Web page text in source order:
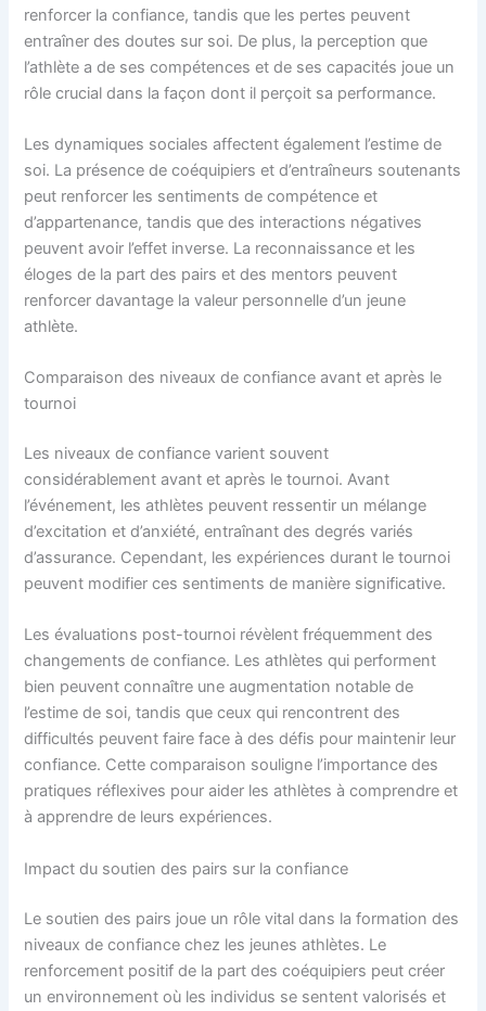
renforcer la confiance, tandis que les pertes peuvent
entraîner des doutes sur soi. De plus, la perception que
l’athlète a de ses compétences et de ses capacités joue un
rôle crucial dans la façon dont il perçoit sa performance.
Les dynamiques sociales affectent également l’estime de
soi. La présence de coéquipiers et d’entraîneurs soutenants
peut renforcer les sentiments de compétence et
d’appartenance, tandis que des interactions négatives
peuvent avoir l’effet inverse. La reconnaissance et les
éloges de la part des pairs et des mentors peuvent
renforcer davantage la valeur personnelle d’un jeune
athlète.
Comparaison des niveaux de confiance avant et après le
tournoi
Les niveaux de confiance varient souvent
considérablement avant et après le tournoi. Avant
l’événement, les athlètes peuvent ressentir un mélange
d’excitation et d’anxiété, entraînant des degrés variés
d’assurance. Cependant, les expériences durant le tournoi
peuvent modifier ces sentiments de manière significative.
Les évaluations post-tournoi révèlent fréquemment des
changements de confiance. Les athlètes qui performent
bien peuvent connaître une augmentation notable de
l’estime de soi, tandis que ceux qui rencontrent des
difficultés peuvent faire face à des défis pour maintenir leur
confiance. Cette comparaison souligne l’importance des
pratiques réflexives pour aider les athlètes à comprendre et
à apprendre de leurs expériences.
Impact du soutien des pairs sur la confiance
Le soutien des pairs joue un rôle vital dans la formation des
niveaux de confiance chez les jeunes athlètes. Le
renforcement positif de la part des coéquipiers peut créer
un environnement où les individus se sentent valorisés et